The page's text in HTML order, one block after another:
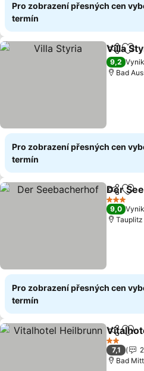
Pro zobrazení přesných cen
termín
Sdílet
Villa
9,2
Bad
Pro zobrazení přesných cen
termín
Sdílet
Der
3 Počet
9,0
Tauplitz
Pro zobrazení přesných cen
termín
Sdílet
2 Počet
7,1
Bad